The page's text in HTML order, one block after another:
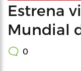
Estrena
Mundial
0